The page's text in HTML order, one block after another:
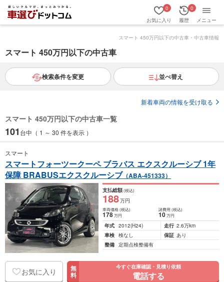
お気に入り
0
履歴
0
メニュー
スマート 450万円以下の中古車・中古車情報
スマート 450万円以下の中古車
検索条件を変更 並べ替え
新着車両の情報を受け取る
スマート 450万円以下の中古車一覧
101 台中（ 1 ～ 30 件を表示 ）
スマート
スマートフォーツークーペ ブラバス エクスクルーシブ 1年
保障 BRABUSエクスクルーシブ（ABA-451333）
支払総額(税込)
188万円
車両価格(税込)
178万円
諸費用 (税込)
10 万円
年式 2012(H24) 走行 2.6万km
車検 検なし 保証 あり
整備 定期点検整備有
お気に入り 無
料
今すぐ在庫確認・見積り依頼
電話する